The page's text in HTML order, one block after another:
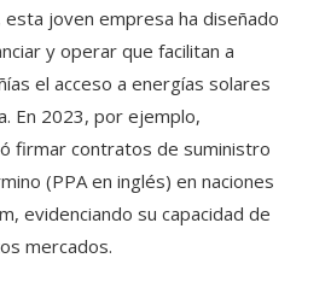
esta joven empresa ha diseñado
y operar que facilitan a
el acceso a energías solares
En 2023, por ejemplo,
firmar contratos de suministro
(PPA en inglés) en naciones
evidenciando su capacidad de
mercados.